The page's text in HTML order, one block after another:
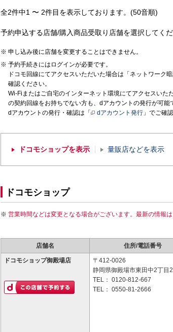
全2件中1 〜 2件目を表示しております。(50音順)
予約申込する店舗/購入商品受取り店舗を選択してくだ
申し込み後に店舗を変更することはできません。
予約手続きにはログインが必要です。
ドコモ回線にてアクセスいただいた場合は「ネットワーク
確認ください。
Wi-Fiまたはご自宅のインターネット環境にてアクセスい
の契約回線をお持ちでない方も、dアカウントの発行が可能
dアカウントの発行・確認は「
dアカウント発行 」でご確
ドコモショップを表示 量販店などを表示
ドコモショップ
営業時間などは変更となる場合がございます。最新の情報は
店舗名 住所/電話番号
ドコモショップ御殿場店
〒412-0026
静岡県御殿場市東田中2丁目
TEL： 0120-812-667
TEL： 0550-81-2666